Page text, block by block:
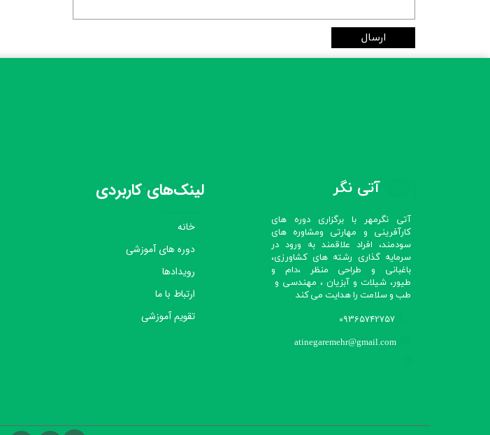
ارسال
آتی نگر
آتی نگرمهر با برگزاری دوره های
کارآفرینی و مهارتی ومشاوره های
سودمند، افراد علاقمند به ورود در
سرمایه گذاری رشته های کشاورزی،
باغبانی و طراحی منظر ،دام و
طیور، شیلات و آبزیان ، مهندسی و
طب و سلامت را هدایت می کند​​​​​​​
09365742757
atinegaremehr@gmail.com
لینک‌های کاربردی
خانه
دوره های آموزشی
رویدادها
ارتباط با ما
تقویم آموزشی